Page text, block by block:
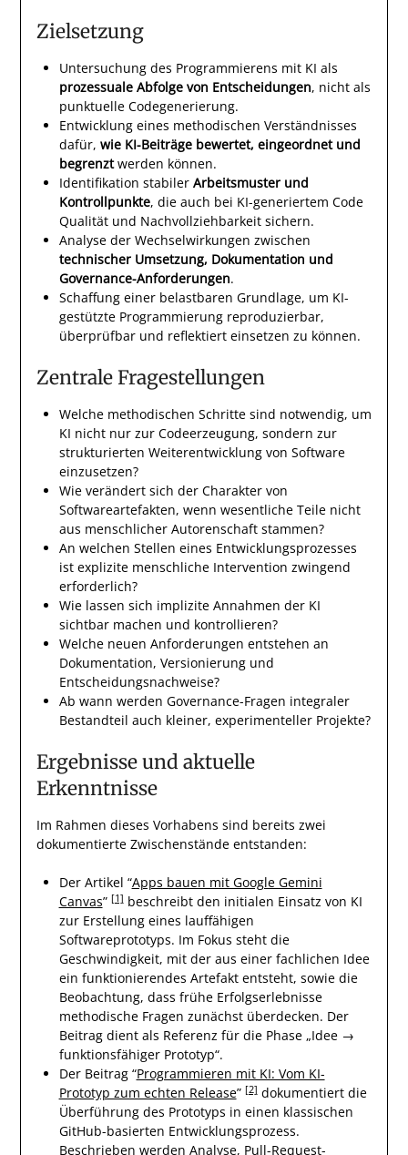
Zielsetzung
Untersuchung des Programmierens mit KI als
prozessuale Abfolge von Entscheidungen, nicht als
punktuelle Codegenerierung.
Entwicklung eines methodischen Verständnisses
dafür, wie KI-Beiträge bewertet, eingeordnet und
begrenztwerden können.
Identifikation stabiler Arbeitsmuster und
Kontrollpunkte, die auch bei KI-generiertem Code
Qualität und Nachvollziehbarkeit sichern.
Analyse der Wechselwirkungen zwischen
technischer Umsetzung, Dokumentation und
Governance-Anforderungen.
Schaffung einer belastbaren Grundlage, um KI-
gestützte Programmierung reproduzierbar,
überprüfbar und reflektiert einsetzen zu können.
Zentrale Fragestellungen
Welche methodischen Schritte sind notwendig, um
KI nicht nur zur Codeerzeugung, sondern zur
strukturierten Weiterentwicklung von Software
einzusetzen?
Wie verändert sich der Charakter von
Softwareartefakten, wenn wesentliche Teile nicht
aus menschlicher Autorenschaft stammen?
An welchen Stellen eines Entwicklungsprozesses
ist explizite menschliche Intervention zwingend
erforderlich?
Wie lassen sich implizite Annahmen der KI
sichtbar machen und kontrollieren?
Welche neuen Anforderungen entstehen an
Dokumentation, Versionierung und
Entscheidungsnachweise?
Ab wann werden Governance-Fragen integraler
Bestandteil auch kleiner, experimenteller Projekte?
Ergebnisse und aktuelle
Erkenntnisse
Im Rahmen dieses Vorhabens sind bereits zwei
dokumentierte Zwischenstände entstanden:
Der Artikel “Apps bauen mit Google Gemini
Canvas” [1]beschreibt den initialen Einsatz von KI
zur Erstellung eines lauffähigen
Softwareprototyps. Im Fokus steht die
Geschwindigkeit, mit der aus einer fachlichen Idee
ein funktionierendes Artefakt entsteht, sowie die
Beobachtung, dass frühe Erfolgserlebnisse
methodische Fragen zunächst überdecken. Der
Beitrag dient als Referenz für die Phase „Idee →
funktionsfähiger Prototyp“.
Der Beitrag “Programmieren mit KI: Vom KI-
Prototyp zum echten Release” [2]dokumentiert die
Überführung des Prototyps in einen klassischen
GitHub-basierten Entwicklungsprozess.
Beschrieben werden Analyse, Pull-Request-